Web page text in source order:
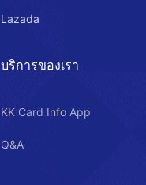
Lazada
บริการของเรา
KK Card Info App
Q&A